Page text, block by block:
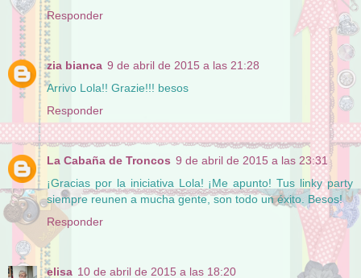
Responder
zia bianca 9 de abril de 2015 a las 21:28
Arrivo Lola!! Grazie!!! besos
Responder
La Cabaña de Troncos 9 de abril de 2015 a las 23:31
¡Gracias por la iniciativa Lola! ¡Me apunto! Tus linky party
siempre reunen a mucha gente, son todo un éxito. Besos!
Responder
elisa 10 de abril de 2015 a las 18:20